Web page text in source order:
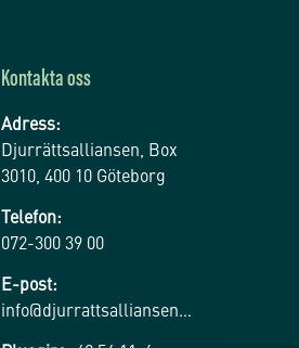
Kontakta oss
Adress:
Djurrättsalliansen, Box
3010, 400 10 Göteborg
Telefon:
072-300 39 00
E-post:
info@djurrattsalliansen.se